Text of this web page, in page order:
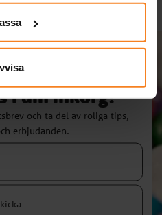
i din inkorg!
och ta del av roliga tips,
erbjudanden.